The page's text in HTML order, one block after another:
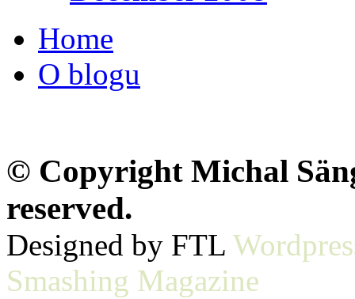
Home
O blogu
© Copyright Michal
reserved.
Designed by FTL
Smashing Magazine